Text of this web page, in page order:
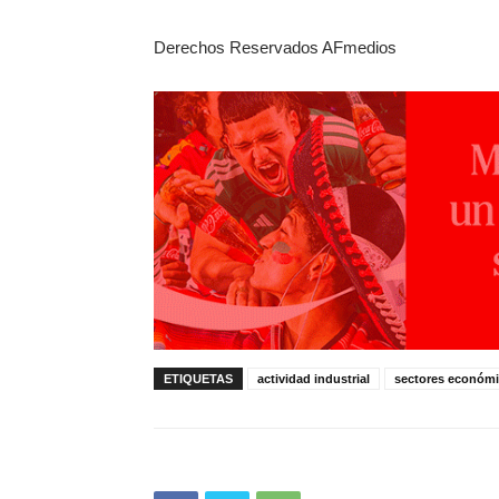
Derechos Reservados AFmedios
ETIQUETAS actividad industrial sectores